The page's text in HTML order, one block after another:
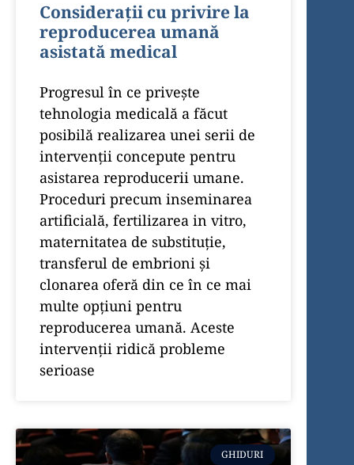
Considerații cu privire la
reproducerea umană
asistată medical
Progresul în ce privește
tehnologia medicală a făcut
posibilă realizarea unei serii de
intervenții concepute pentru
asistarea reproducerii umane.
Proceduri precum inseminarea
artificială, fertilizarea in vitro,
maternitatea de substituție,
transferul de embrioni și
clonarea oferă din ce în ce mai
multe opțiuni pentru
reproducerea umană. Aceste
intervenții ridică probleme
serioase
GHIDURI